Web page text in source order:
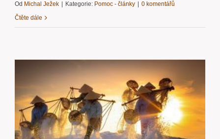
Od Michal Ježek Kategorie: Pomoc - články
0 komentářů
Čtěte dále